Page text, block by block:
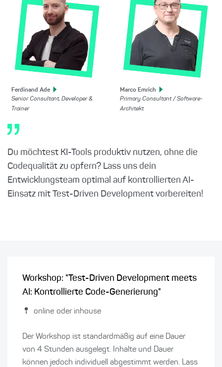
Ferdinand Ade
Senior Consultant, Developer &
Trainer
Marco Emrich
Primary Consultant / Software-
Architekt
Du möchtest KI-Tools produktiv nutzen, ohne die
Codequalität zu opfern? Lass uns dein
Entwicklungsteam optimal auf kontrollierten AI-
Einsatz mit Test-Driven Development vorbereiten!
Workshop: "Test-Driven Development meets
AI: Kontrollierte Code-Generierung"
online oder inhouse
Der Workshop ist standardmäßig auf eine Dauer
von 4 Stunden ausgelegt. Inhalte und Dauer
können jedoch individuell abgestimmt werden. Lass